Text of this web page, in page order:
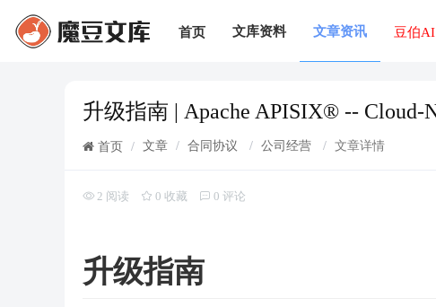
首页 文库资料 文章资讯 豆伯AI
升级指南 | Apache APISIX® -- Cloud-
首页 / 文章 / 合同协议 / 公司经营 / 文章详情
2 阅读 0 收藏 0 评论
升级指南